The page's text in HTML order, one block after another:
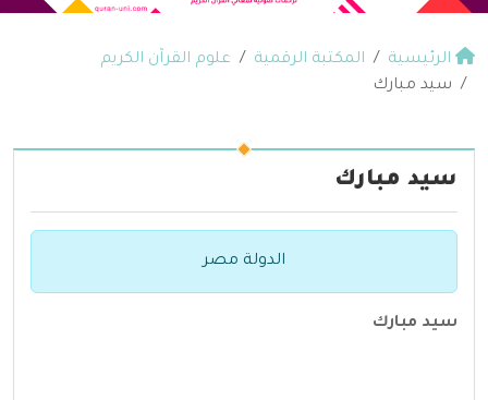
الرئيسية المكتبة الرقمية
علوم القرآن الكريم
سيد مبارك
سيد مبارك
الدولة مصر
سيد مبارك